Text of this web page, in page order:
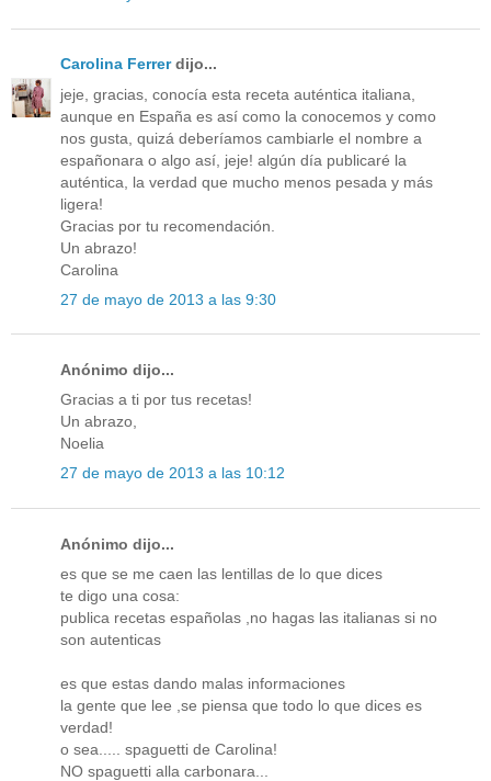
Carolina Ferrerdijo...
jeje, gracias, conocía esta receta auténtica italiana,
aunque en España es así como la conocemos y como
nos gusta, quizá deberíamos cambiarle el nombre a
españonara o algo así, jeje! algún día publicaré la
auténtica, la verdad que mucho menos pesada y más
ligera!
Gracias por tu recomendación.
Un abrazo!
Carolina
27 de mayo de 2013 a las 9:30
Anónimo dijo...
Gracias a ti por tus recetas!
Un abrazo,
Noelia
27 de mayo de 2013 a las 10:12
Anónimo dijo...
es que se me caen las lentillas de lo que dices
te digo una cosa:
publica recetas españolas ,no hagas las italianas si no
son autenticas
es que estas dando malas informaciones
la gente que lee ,se piensa que todo lo que dices es
verdad!
o sea..... spaguetti de Carolina!
NO spaguetti alla carbonara...